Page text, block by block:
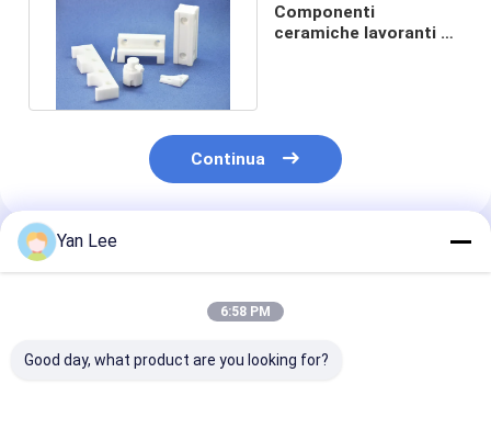
Componenti
ceramiche lavoranti di
Continua
Prodotti Raccomandati
Yan Lee
6:58 PM
Good day, what product are you looking for?